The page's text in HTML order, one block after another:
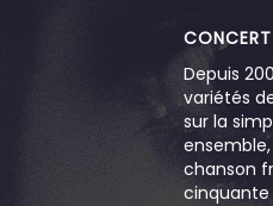
Depuis
variétés
sur la
chanson
cinquante